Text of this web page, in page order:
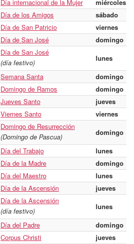
Día internacional de la Mujer
miércoles
Día de los Amigos
sábado
Día de San Patricio
viernes
Día de San José
domingo
Día de San José
(día festivo)
lunes
Semana Santa
domingo
Domingo de Ramos
domingo
Jueves Santo
jueves
Viernes Santo
viernes
Domingo de Resurrección
(Domingo de Pascua)
domingo
Día del Trabajo
lunes
Día de la Madre
domingo
Día del Maestro
lunes
Día de la Ascensión
jueves
Día de la Ascensión
(día festivo)
lunes
Día del Padre
domingo
Corpus Christi
jueves